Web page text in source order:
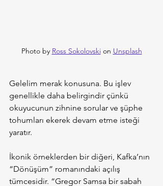
Photo by Ross Sokolovski on Unsplash
Gelelim merak konusuna. Bu işlev
genellikle daha belirgindir çünkü
okuyucunun zihnine sorular ve şüphe
tohumları ekerek devam etme isteği
yaratır.
İkonik örneklerden bir diğeri, Kafka’nın
“Dönüşüm” romanındaki açılış
tümcesidir. “Gregor Samsa bir sabah